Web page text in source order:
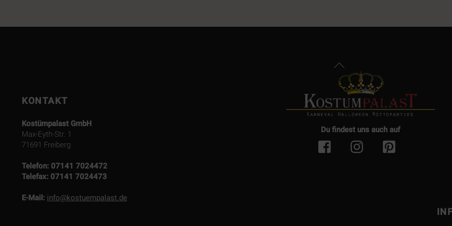
Back
Top
KONTAKT
Kostümpalast GmbH
Max-Eyth-Str. 1
71691 Freiberg
Telefon: 07141 7024472
Telefax: 07141 7024473
E-Mail: info@kostuempalast.de
Du findest uns auch auf